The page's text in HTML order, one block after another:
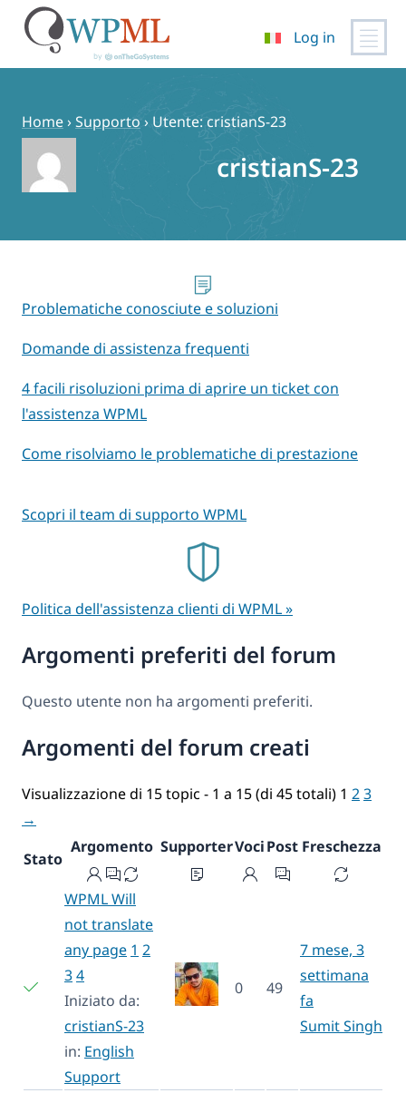
contenuto
Log in
Home›Supporto › Utente: cristianS-23
cristianS-23
Argomenti preferiti del forum
Questo utente non ha argomenti preferiti.
Argomenti del forum creati
Visualizzazione di 15 topic - 1 a 15 (di 45 totali) 1 23
→
Stato
Argomento SupporterVociPost Freschezza
WPML Will
not translate
any page 1 2
34
Iniziato da:
cristianS-23
in: English
Support
0 49
7 mese, 3
settimana
fa
Sumit Singh
Problematiche conosciute e soluzioni
Domande di assistenza frequenti
4 facili risoluzioni prima di aprire un ticket con
l'assistenza WPML
Come risolviamo le problematiche di prestazione
Scopri il team di supporto WPML
Politica dell'assistenza clienti di WPML »